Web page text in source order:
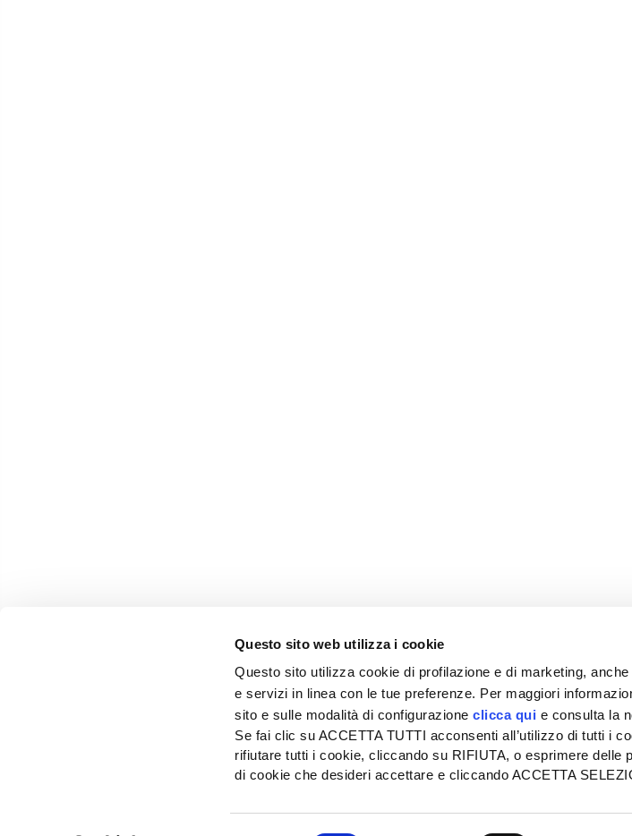
Questo sito web utilizza i cookie
Questo sito utilizza cookie di profilazione e di marketing,
e servizi in linea con le tue preferenze. Per maggiori
sito e sulle modalità di configurazioneclicca qui e consulta la
Se fai clic su ACCETTA TUTTI acconsenti all’utilizzo di tutti i
rifiutare tutti i cookie, cliccando su RIFIUTA, o esprimere delle
di cookie che desideri accettare e cliccando ACCETTA
EDIZIONI L'INFORMATORE AGRARIO Srl
SEDE
Tel +